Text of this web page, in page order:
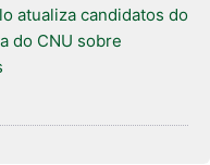
atualiza candidatos do
do CNU sobre